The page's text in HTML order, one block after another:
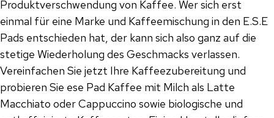
Produktverschwendung von Kaffee. Wer sich erst
einmal für eine Marke und Kaffeemischung in den E.S.E
Pads entschieden hat, der kann sich also ganz auf die
stetige Wiederholung des Geschmacks verlassen.
Vereinfachen Sie jetzt Ihre Kaffeezubereitung und
probieren Sie ese Pad Kaffee mit Milch als Latte
Macchiato oder Cappuccino sowie biologische und